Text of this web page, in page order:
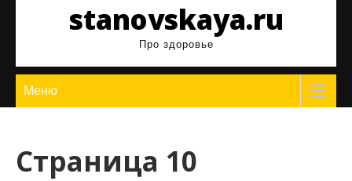
stanovskaya.ru
Про здоровье
Меню
Страница 10